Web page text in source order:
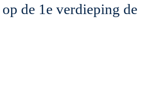
de 1e verdieping de